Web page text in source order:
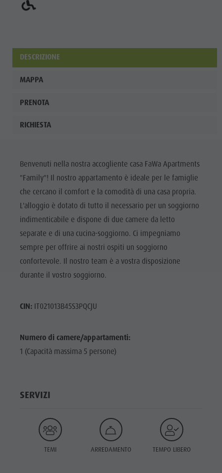
DESCRIZIONE
MAPPA
PRENOTA
RICHIESTA
Benvenuti nella nostra accogliente casa FaWa Apartments
"Family"! Il nostro appartamento è ideale per le famiglie
che cercano il comfort e la comodità di una casa propria.
L'alloggio è dotato di tutto il necessario per un soggiorno
indimenticabile e dispone di due camere da letto
separate e di una cucina-soggiorno. Ci impegniamo
sempre per offrire ai nostri ospiti un soggiorno
confortevole. Il nostro team è a vostra disposizione
durante il vostro soggiorno.
CIN:IT021013B45S3PQCJU
Numero di camere/appartamenti:
1 (Capacità massima 5 persone)
SERVIZI
TEMI ARREDAMENTO TEMPO LIBERO